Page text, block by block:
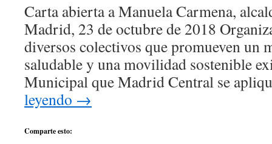
Carta abierta a Manuela Carmena,
Madrid, 23 de octubre de 2018
diversos colectivos que promueven un
saludable y una movilidad sostenible
Municipal que Madrid Central se
leyendo →
Comparte esto: